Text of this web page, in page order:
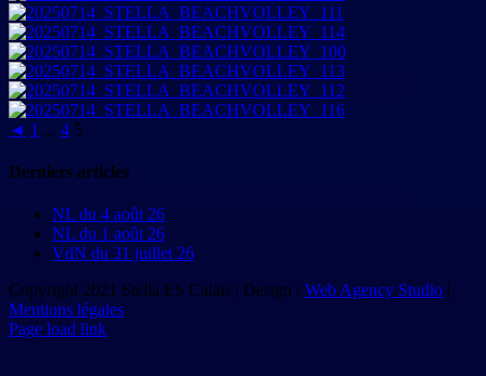
◄ 1 ... 4 5
Derniers articles
NL du 4 août 26
NL du 1 août 26
VdN du 31 juillet 26
Copyright 2021 Stella ES Calais | Design : Web Agency Studio |
Mentions légales
Page load link